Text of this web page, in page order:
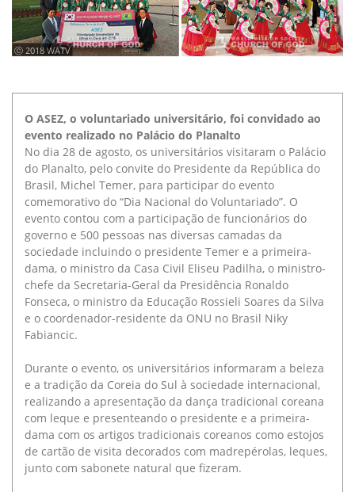
ⓒ 2018 WATV
O ASEZ, o voluntariado universitário, foi convidado ao
evento realizado no Palácio do Planalto
No dia 28 de agosto, os universitários visitaram o Palácio
do Planalto, pelo convite do Presidente da República do
Brasil, Michel Temer, para participar do evento
comemorativo do “Dia Nacional do Voluntariado”. O
evento contou com a participação de funcionários do
governo e 500 pessoas nas diversas camadas da
sociedade incluindo o presidente Temer e a primeira-
dama, o ministro da Casa Civil Eliseu Padilha, o ministro-
chefe da Secretaria-Geral da Presidência Ronaldo
Fonseca, o ministro da Educação Rossieli Soares da Silva
e o coordenador-residente da ONU no Brasil Niky
Fabiancic.
Durante o evento, os universitários informaram a beleza
e a tradição da Coreia do Sul à sociedade internacional,
realizando a apresentação da dança tradicional coreana
com leque e presenteando o presidente e a primeira-
dama com os artigos tradicionais coreanos como estojos
de cartão de visita decorados com madrepérolas, leques,
junto com sabonete natural que fizeram.